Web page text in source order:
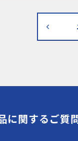
に関するご質